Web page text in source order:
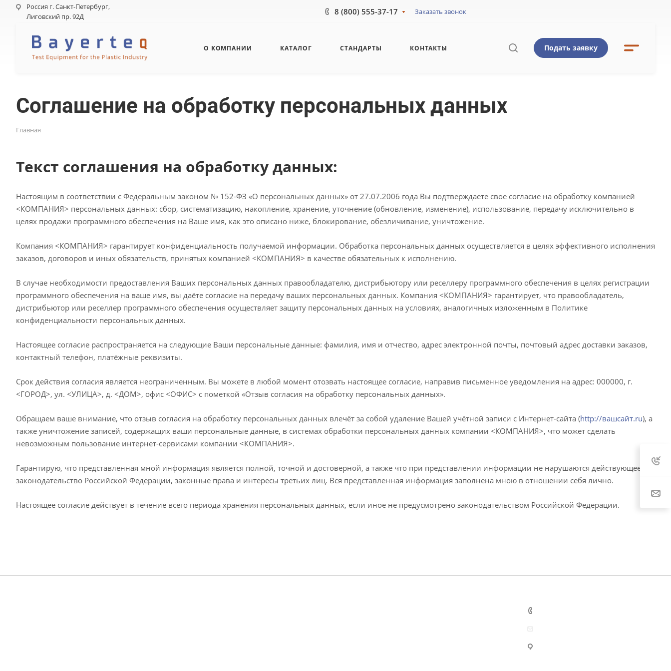
Россия г. Санкт-Петербург,
Лиговский пр. 92Д
8 (800) 555-37-17 Заказать звонок
О КОМПАНИИ КАТАЛОГ СТАНДАРТЫ КОНТАКТЫ Подать заявку
Соглашение на обработку персональных данных
Главная
Текст соглашения на обработку данных:
Настоящим в соответствии с Федеральным законом № 152-ФЗ «О персональных данных» от 27.07.2006 года Вы подтверждаете свое согласие на обработку компанией
<КОМПАНИЯ> персональных данных: сбор, систематизацию, накопление, хранение, уточнение (обновление, изменение), использование, передачу исключительно в
целях продажи программного обеспечения на Ваше имя, как это описано ниже, блокирование, обезличивание, уничтожение.
Компания <КОМПАНИЯ> гарантирует конфиденциальность получаемой информации. Обработка персональных данных осуществляется в целях эффективного исполнения
заказов, договоров и иных обязательств, принятых компанией <КОМПАНИЯ> в качестве обязательных к исполнению.
В случае необходимости предоставления Ваших персональных данных правообладателю, дистрибьютору или реселлеру программного обеспечения в целях регистрации
программного обеспечения на ваше имя, вы даёте согласие на передачу ваших персональных данных. Компания <КОМПАНИЯ> гарантирует, что правообладатель,
дистрибьютор или реселлер программного обеспечения осуществляет защиту персональных данных на условиях, аналогичных изложенным в Политике
конфиденциальности персональных данных.
Настоящее согласие распространяется на следующие Ваши персональные данные: фамилия, имя и отчество, адрес электронной почты, почтовый адрес доставки заказов,
контактный телефон, платёжные реквизиты.
Срок действия согласия является неограниченным. Вы можете в любой момент отозвать настоящее согласие, направив письменное уведомления на адрес: 000000, г.
<ГОРОД>, ул. <УЛИЦА>, д. <ДОМ>, офис <ОФИС> с пометкой «Отзыв согласия на обработку персональных данных».
Обращаем ваше внимание, что отзыв согласия на обработку персональных данных влечёт за собой удаление Вашей учётной записи с Интернет-сайта (http://вашсайт.ru), а
также уничтожение записей, содержащих ваши персональные данные, в системах обработки персональных данных компании <КОМПАНИЯ>, что может сделать
невозможным пользование интернет-сервисами компании <КОМПАНИЯ>.
Гарантирую, что представленная мной информация является полной, точной и достоверной, а также что при представлении информации не нарушаются действующее
законодательство Российской Федерации, законные права и интересы третьих лиц. Вся представленная информация заполнена мною в отношении себя лично.
Настоящее согласие действует в течение всего периода хранения персональных данных, если иное не предусмотрено законодательством Российской Федерации.